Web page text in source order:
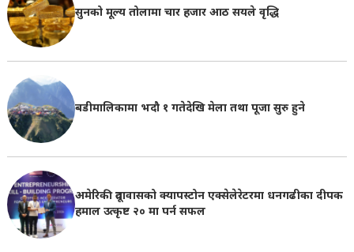
सुनको मूल्य तोलामा चार हजार आठ सयले वृद्धि
बडीमालिकामा भदौ १ गतेदेखि मेला तथा पूजा सुरु हुने
अमेरिकी दूतावासको क्यापस्टोन एक्सेलेरेटरमा धनगढीका दीपक
हमाल उत्कृष्ट २० मा पर्न सफल